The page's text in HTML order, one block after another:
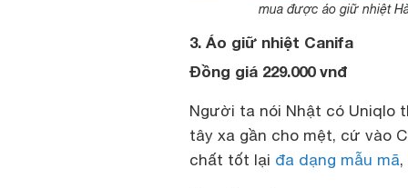
mua được áo giữ nhiệt
3. Áo giữ nhiệt Canifa
Đồng giá 229.000 vnđ
Người ta nói Nhật có Uniqlo
tây xa gần cho mệt, cứ vào
chất tốt lại đa dạng mẫu mã